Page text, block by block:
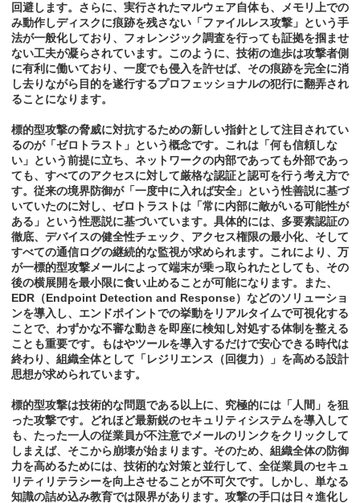
回避します。さらに、実行されたマルウェア自体も、メモリ上での
み動作しディスクに痕跡を残さない「ファイルレス攻撃」という手
法が一般化しており、フォレンジック調査を行っても証拠を掴ませ
ない工夫が凝らされています。このように、技術の進歩は攻撃者側
に有利に働いており、一度でも侵入を許せば、その痕跡を完全に消
し去りながら目的を遂行するプロフェッショナルの犯行に翻弄され
ることになります。
標的型攻撃の脅威に対抗するための新しい指針として注目されてい
るのが「ゼロトラスト」という概念です。これは「何も信頼しな
い」という前提に立ち、ネットワークの内部であっても外部であっ
ても、すべてのアクセスに対して厳格な認証と認可を行う考え方で
す。従来の境界防御が「一度中に入れば安全」という性善説に基づ
いていたのに対し、ゼロトラストは「常に内部に敵がいる可能性が
ある」という性悪説に基づいています。具体的には、多要素認証の
徹底、デバイスの健全性チェック、アクセス権限の最小化、そして
すべての通信ログの継続的な監視が求められます。これにより、万
が一標的型攻撃メールによって端末が乗っ取られたとしても、その
後の横展開を最小限に食い止めることが可能になります。また、
EDR（Endpoint Detection and Response）などのソリューショ
ンを導入し、エンドポイントでの挙動をリアルタイムで可視化する
ことで、わずかな不審な動きを即座に検知し対処する体制を整える
ことも重要です。もはやツールを導入するだけで安心できる時代は
終わり、組織全体として「レジリエンス（回復力）」を高める設計
思想が求められています。
標的型攻撃は技術的な問題である以上に、究極的には「人間」を狙
った攻撃です。どれほど最新鋭のセキュリティシステムを導入して
も、たった一人の従業員が不注意でメールのリンクをクリックして
しまえば、そこから崩壊が始まります。そのため、組織全体の防御
力を高めるためには、技術的な対策と並行して、全従業員のセキュ
リティリテラシーを向上させることが不可欠です。しかし、単なる
知識の詰め込み教育では限界があります。攻撃の手口は日々進化し